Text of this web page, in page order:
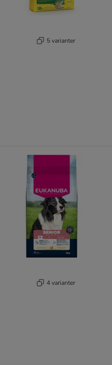
5 varianter
4 varianter